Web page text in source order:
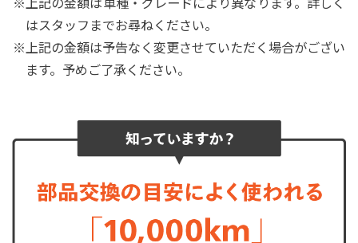
はスタッフまでお尋ねください。
上記の金額は予告なく変更させていただく場合がござい
ます。予めご了承ください。